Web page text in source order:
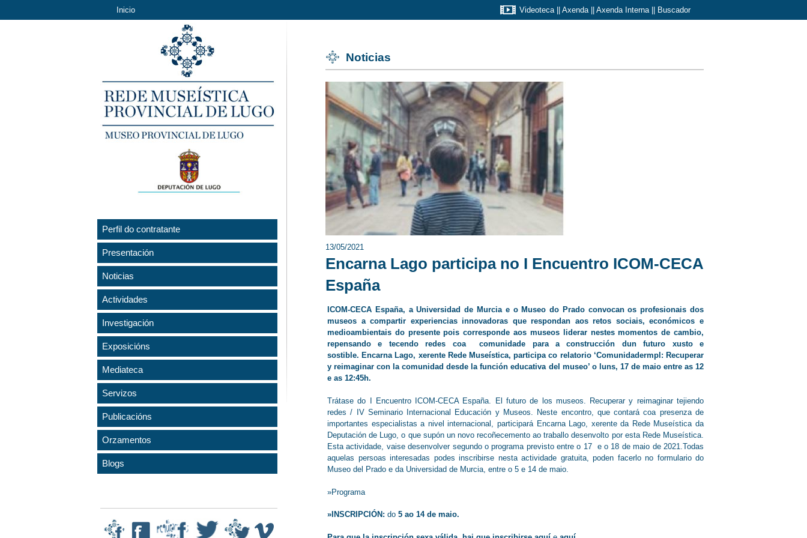
Inicio Videoteca|| Axenda|| Axenda Interna|| Buscador
Perfil do contratante
Presentación
Noticias
Actividades
Investigación
Exposicións
Mediateca
Servizos
Publicacións
Orzamentos
Blogs
Noticias
13/05/2021
Encarna Lago participa no I Encuentro ICOM-CECA
España
ICOM-CECA España, a Universidad de Murcia e o Museo do Prado convocan os profesionais dos
museos a compartir experiencias innovadoras que respondan aos retos sociais, económicos e
medioambientais do presente pois corresponde aos museos liderar nestes momentos de cambio,
repensando e tecendo redes coa comunidade para a construcción dun futuro xusto e
sostible. Encarna Lago, xerente Rede Museística, participa co relatorio ‘Comunidadermpl: Recuperar
y reimaginar con la comunidad desde la función educativa del museo’ o luns, 17 de maio entre as 12
e as 12:45h.
Trátase do I Encuentro ICOM-CECA España. El futuro de los museos. Recuperar y reimaginar tejiendo
redes / IV Seminario Internacional Educación y Museos. Neste encontro, que contará coa presenza de
importantes especialistas a nivel internacional, participará Encarna Lago, xerente da Rede Museística da
Deputación de Lugo, o que supón un novo recoñecemento ao traballo desenvolto por esta Rede Museística.
Esta actividade, vaise desenvolver segundo o programa previsto entre o 17 e o 18 de maio de 2021.Todas
aquelas persoas interesadas podes inscribirse nesta actividade gratuita, poden facerlo no formulario do
Museo del Prado e da Universidad de Murcia, entre o 5 e 14 de maio.
»Programa
»INSCRIPCIÓN: do 5 ao 14 de maio.